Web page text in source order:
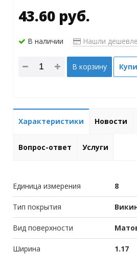
43.60 руб.
В наличии Нашли
В корзину
Характеристики Новости
Вопрос-ответ Услуги
Единица измерения 8
Тип покрытия
Вид поверхности
Ширина 1.17